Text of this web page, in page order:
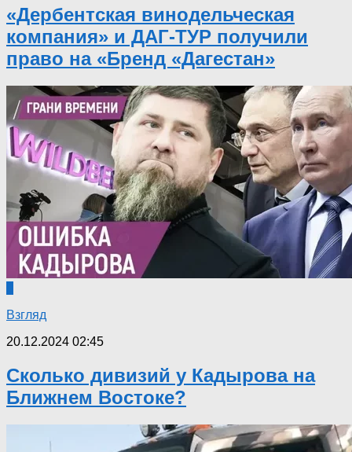
«Дербентская винодельческая
компания» и ДАГ-ТУР получили
право на «Бренд «Дагестан»
Взгляд
20.12.2024 02:45
Сколько дивизий у Кадырова на
Ближнем Востоке?